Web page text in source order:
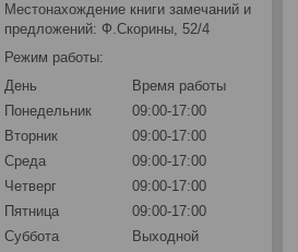
Местонахождение книги замечаний и
предложений: Ф.Скорины, 52/4
Режим работы:
День
Время работы
Понедельник
09:00-17:00
Вторник
09:00-17:00
Среда
09:00-17:00
Четверг
09:00-17:00
Пятница
09:00-17:00
Суббота
Выходной